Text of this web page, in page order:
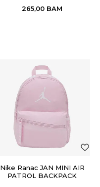
265,00 BAM
Nike Ranac JAN MINI AIR
PATROL BACKPACK